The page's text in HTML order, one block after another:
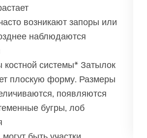
возникают запоры или
наблюдаются
костной системы* Затылок
плоскую форму. Размеры
появляются
бугры, лоб